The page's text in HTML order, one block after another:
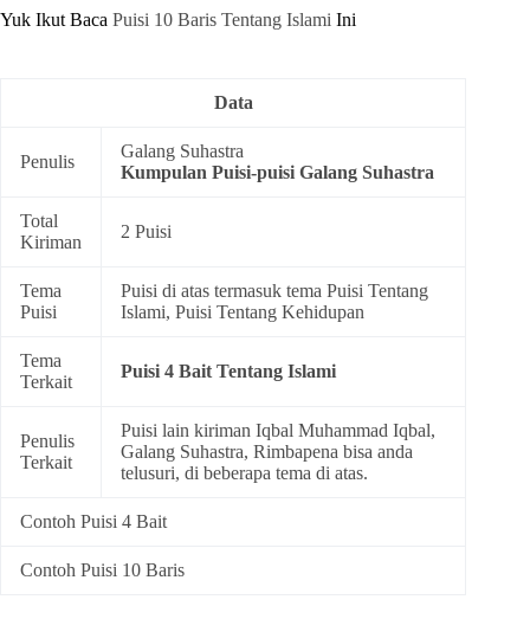
Yuk Ikut Baca Puisi 10 Baris Tentang Islami Ini
Data
Penulis
Galang Suhastra
Kumpulan Puisi-puisi Galang Suhastra
Total
Kiriman
2 Puisi
Tema
Puisi
Puisi di atas termasuk tema Puisi Tentang
Islami, Puisi Tentang Kehidupan
Tema
Terkait
Puisi 4 Bait Tentang Islami
Penulis
Terkait
Puisi lain kiriman Iqbal Muhammad Iqbal,
Galang Suhastra, Rimbapena bisa anda
telusuri, di beberapa tema di atas.
Contoh Puisi 4 Bait
Contoh Puisi 10 Baris